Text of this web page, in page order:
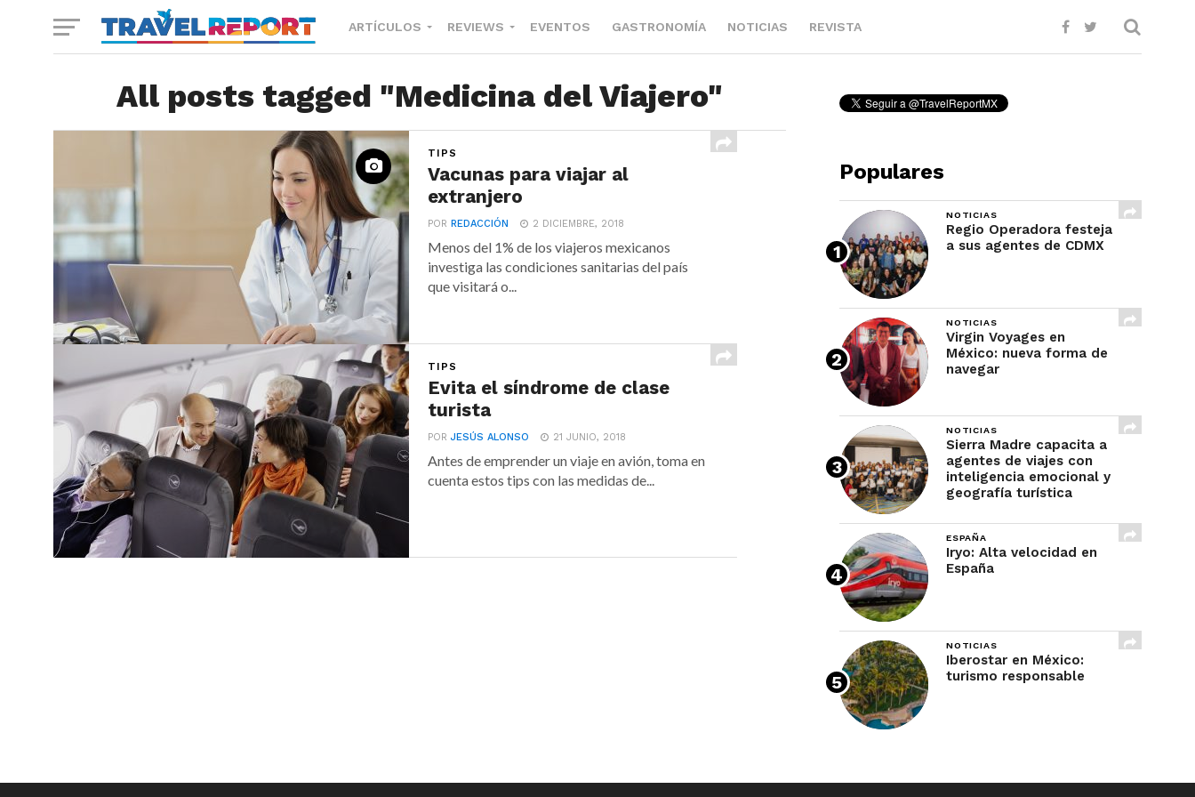
ARTÍCULOS REVIEWS EVENTOS GASTRONOMÍA NOTICIAS REVISTA
All posts tagged "Medicina del Viajero"
TIPS
Vacunas para viajar al
extranjero
PORREDACCIÓN 2 DICIEMBRE, 2018
Menos del 1% de los viajeros mexicanos
investiga las condiciones sanitarias del país
que visitará o...
TIPS
Evita el síndrome de clase
turista
PORJESÚS ALONSO 21 JUNIO, 2018
Antes de emprender un viaje en avión, toma en
cuenta estos tips con las medidas de...
Populares
NOTICIAS
Regio Operadora festeja
a sus agentes de CDMX
NOTICIAS
Virgin Voyages en
México: nueva forma de
navegar
NOTICIAS
Sierra Madre capacita a
agentes de viajes con
inteligencia emocional y
geografía turística
ESPAÑA
Iryo: Alta velocidad en
España
NOTICIAS
Iberostar en México:
turismo responsable